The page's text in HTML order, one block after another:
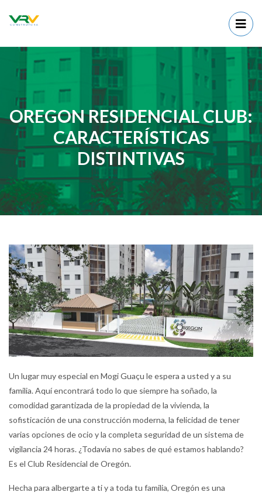
OREGON RESIDENCIAL CLUB:
CARACTERÍSTICAS
DISTINTIVAS
Un lugar muy especial en Mogi Guaçu le espera a usted y a su
familia. Aquí encontrará todo lo que siempre ha soñado, la
comodidad garantizada de la propiedad de la vivienda, la
sofisticación de una construcción moderna, la felicidad de tener
varias opciones de ocio y la completa seguridad de un sistema de
vigilancia 24 horas. ¿Todavía no sabes de qué estamos hablando?
Es el Club Residencial de Oregón.
Hecha para albergarte a ti y a toda tu familia, Oregón es una